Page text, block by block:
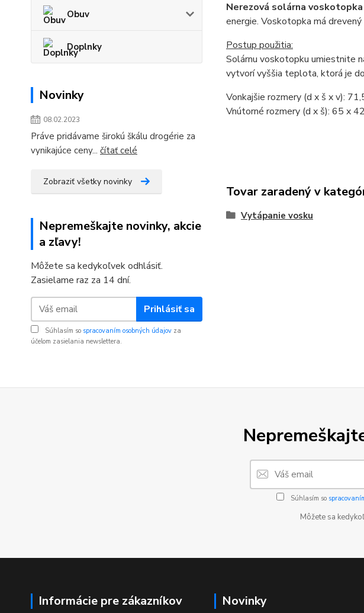
Obuv
Doplnky
Novinky
08.02.2023
Práve pridávame širokú škálu drogérie za
vynikajúce ceny... čítať celé
Zobraziť všetky novinky
Nepremeškajte novinky, akcie
a zľavy!
Môžete sa kedykoľvek odhlásiť.
Zasielame raz za 14 dní.
Prihlásiť sa
Súhlasím so spracovaním osobných údajov za
účelom zasielania newslettera.
Nerezová solárna
energie. Voskotopka má
Postup použitia:
Solárnu voskotopku umiestnite
vytvorí vyššia teplota, ktorá je
Vonkajšie rozmery (d x š x v):
Vnútorné rozmery (d x š): 65 x
Tovar zaradený v
Vytápanie vosku
Súhlasím so
Môžete sa
Informácie pre zákazníkov Novinky